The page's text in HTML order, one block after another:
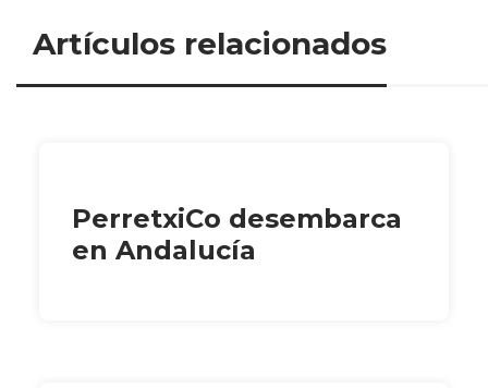
Artículos relacionados
PerretxiCo desembarca
en Andalucía